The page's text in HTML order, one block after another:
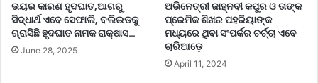
ଭୟର କାରଣ ହୃଦଘାତ,ଆଗରୁ
ସିଦ୍ଧାର୍ଥ ଏବେ ସେଫାଲି, ବଲିଉଡକୁ
ଗ୍ରାସିଛି ହୃଦଘାତ ନାମକ ରାକ୍ଷାସ…
June 28, 2025
ଅଭିନେତ୍ରୀ ଜାହ୍ନବୀ କପୁର ଓ ତାଙ୍କ
ପ୍ରେମିକ ଶିଖର ପହରିୟାଙ୍କ
ମଧ୍ୟରେ ଥିବା ସଂପର୍କର ଚର୍ଚ୍ଚା ଏବେ
ଚାରିଆଡ଼େ
April 11, 2024